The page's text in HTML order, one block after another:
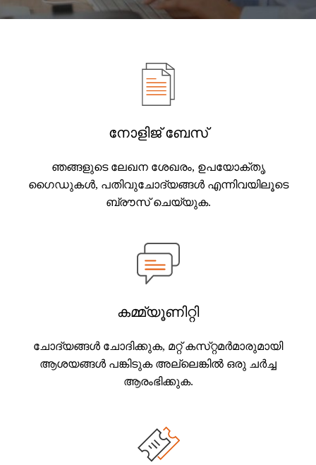
നോളിജ് ബേസ്
ഞങ്ങളുടെ ലേഖന ശേഖരം, ഉപയോക്തൃ
ഗൈഡുകൾ, പതിവുചോദ്യങ്ങൾ എന്നിവയിലൂടെ
ബ്രൗസ് ചെയ്യുക.
കമ്മ്യൂണിറ്റി
ചോദ്യങ്ങൾ ചോദിക്കുക, മറ്റ് കസ്‌റ്റമർമാരുമായി
ആശയങ്ങൾ പങ്കിടുക അല്ലെങ്കിൽ ഒരു ചർച്ച
ആരംഭിക്കുക.